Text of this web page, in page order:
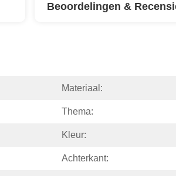
Beoordelingen &
Materiaal:
Thema:
Kleur:
Achterkant: